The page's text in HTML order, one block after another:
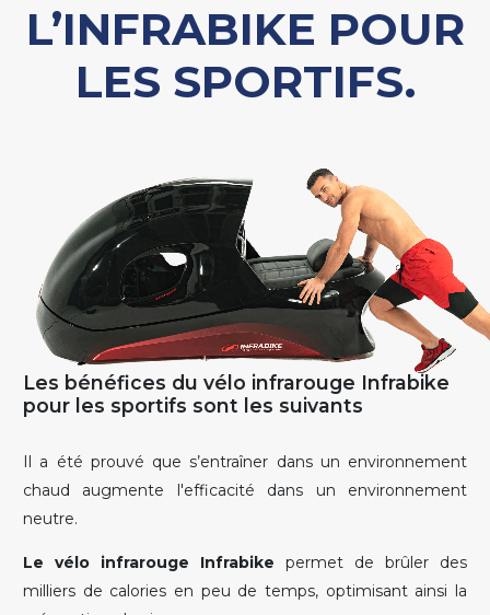
L’INFRABIKE POUR
LES SPORTIFS.
Les bénéfices du vélo infrarouge Infrabike
pour les sportifs sont les suivants
Il a été prouvé que s’entraîner dans un environnement
chaud augmente l'efficacité dans un environnement
neutre.
Le vélo infrarouge Infrabike permet de brûler des
milliers de calories en peu de temps, optimisant ainsi la